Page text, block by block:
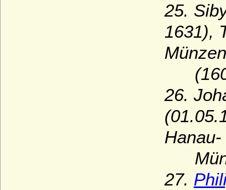
25.
1631),
26.
Hanau-
27.